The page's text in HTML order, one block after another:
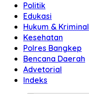
Politik
Edukasi
Hukum & Kriminal
Kesehatan
Polres Bangkep
Bencana Daerah
Advetorial
Indeks